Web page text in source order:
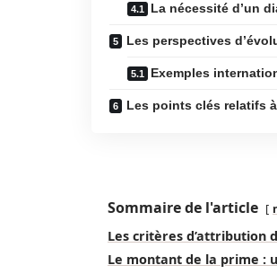
La nécessité d’un
Les perspectives
Exemples
Les points clés relatifs
Sommaire de l'article
Les critères d’attribution
Le montant de la prime :